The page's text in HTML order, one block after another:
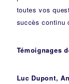
toutes vos
succès continu
Témoignages
Luc Dupont,